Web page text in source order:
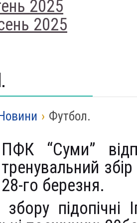
2025
2025
› Футбол.
ПФК “Суми”
тренувальний
28-го березня.
збору